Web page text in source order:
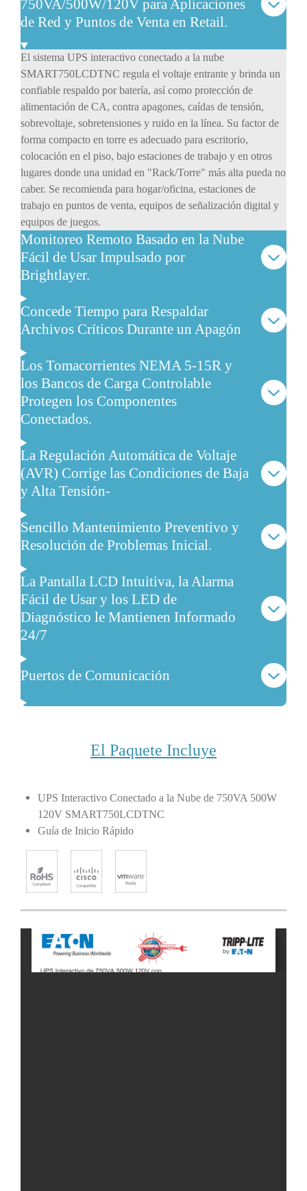
750VA/500W/120V para Aplicaciones
de Red y Puntos de Venta en Retail.
El sistema UPS interactivo conectado a la nube
SMART750LCDTNC regula el voltaje entrante y brinda un
confiable respaldo por batería, así como protección de
alimentación de CA, contra apagones, caídas de tensión,
sobrevoltaje, sobretensiones y ruido en la línea. Su factor de
forma compacto en torre es adecuado para escritorio,
colocación en el piso, bajo estaciones de trabajo y en otros
lugares donde una unidad en "Rack/Torre" más alta pueda no
caber. Se recomienda para hogar/oficina, estaciones de
trabajo en puntos de venta, equipos de señalización digital y
equipos de juegos.
Monitoreo Remoto Basado en la Nube
Fácil de Usar Impulsado por
Brightlayer.
Concede Tiempo para Respaldar
Archivos Críticos Durante un Apagón
Los Tomacorrientes NEMA 5-15R y
los Bancos de Carga Controlable
Protegen los Componentes
Conectados.
La Regulación Automática de Voltaje
(AVR) Corrige las Condiciones de Baja
y Alta Tensión-
Sencillo Mantenimiento Preventivo y
Resolución de Problemas Inicial.
La Pantalla LCD Intuitiva, la Alarma
Fácil de Usar y los LED de
Diagnóstico le Mantienen Informado
24/7
Puertos de Comunicación
El Paquete Incluye
UPS Interactivo Conectado a la Nube de 750VA 500W
120V SMART750LCDTNC
Guía de Inicio Rápido